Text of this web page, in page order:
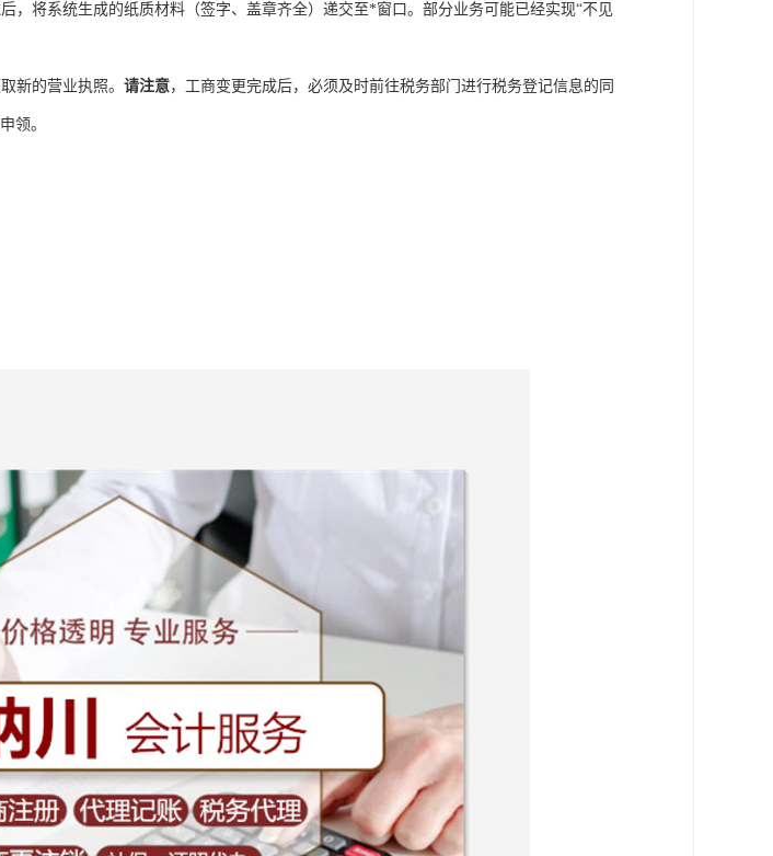
，将系统生成的纸质材料（签字、盖章齐全）递交至*窗口。部分业务可能已经实现“不见
新的营业执照。 请注意，工商变更完成后，必须及时前往税务部门进行税务登记信息的同
领。